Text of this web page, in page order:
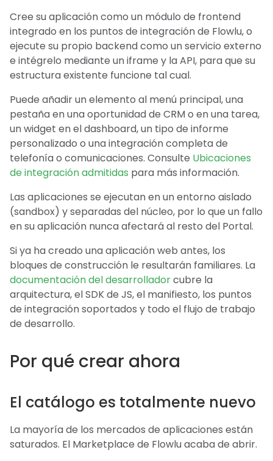
Cree su aplicación como un módulo de frontend
integrado en los puntos de integración de Flowlu, o
ejecute su propio backend como un servicio externo
e intégrelo mediante un iframe y la API, para que su
estructura existente funcione tal cual.
Puede añadir un elemento al menú principal, una
pestaña en una oportunidad de CRM o en una tarea,
un widget en el dashboard, un tipo de informe
personalizado o una integración completa de
telefonía o comunicaciones. Consulte Ubicaciones
de integración admitidas para más información.
Las aplicaciones se ejecutan en un entorno aislado
(sandbox) y separadas del núcleo, por lo que un fallo
en su aplicación nunca afectará al resto del Portal.
Si ya ha creado una aplicación web antes, los
bloques de construcción le resultarán familiares. La
documentación del desarrolladorcubre la
arquitectura, el SDK de JS, el manifiesto, los puntos
de integración soportados y todo el flujo de trabajo
de desarrollo.
Por qué crear ahora
El catálogo es totalmente nuevo
La mayoría de los mercados de aplicaciones están
saturados. El Marketplace de Flowlu acaba de abrir.